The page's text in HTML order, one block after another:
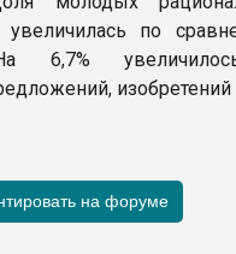
увеличилась по
6,7%